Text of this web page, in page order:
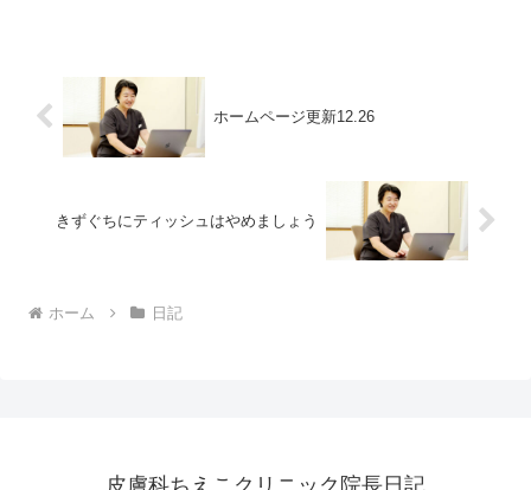
ホームページ更新12.26
きずぐちにティッシュはやめましょう
ホーム 日記
皮膚科ちえこクリニック院長日記